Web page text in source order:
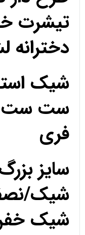
تیشرت
دخترانه
شیک
ست ست
فری
سایز
شیک/
شیک